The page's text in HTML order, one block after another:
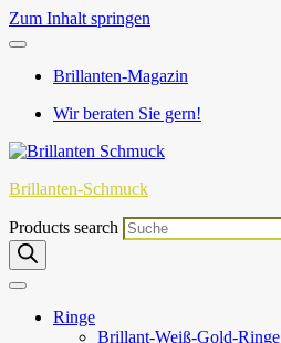
Zum Inhalt springen
Brillanten-Magazin
Wir beraten Sie gern!
Brillanten-Schmuck
Products search
Ringe
Brillant-Weiß-Gold-Ringe